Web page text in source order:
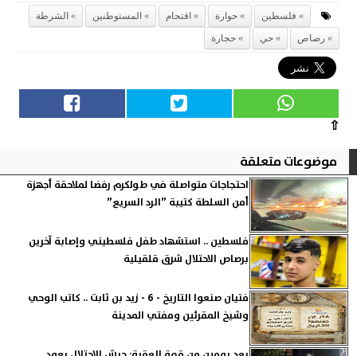
فلسطين حوارة اقتحام المستوطنين
الشرطة
رصاص
حي حجارة
⇧
موضوعات متعلقة
احتجاجات متواصلة في طولكرم رفضا لملاحقة أجهزة
أمن السلطة كتيبة ”الرد السريع”
فلسطين .. استشهاد طفل فلسطيني وإصابة آخرين
برصاص الاحتلال شرق قلقيلية
فتيان صنعوا التاريخ - 6 - زيد بن ثابت .. كاتب الوحي
وشيخ المقرئين ومفتي المدينة